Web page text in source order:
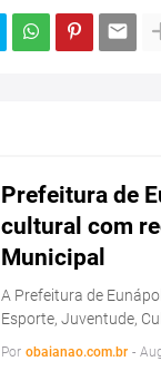
Prefeitura de
cultural com
Municipal
A Prefeitura de
Esporte, Juventude,
Por obaianao.com.br -